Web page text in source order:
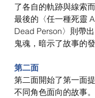
了各自的軌跡與線索
最後的〈任一種死靈
Dead Person〉則帶
鬼魂，暗示了故事的
第二面
第二面開始了第一面
不同角色面向的故事。